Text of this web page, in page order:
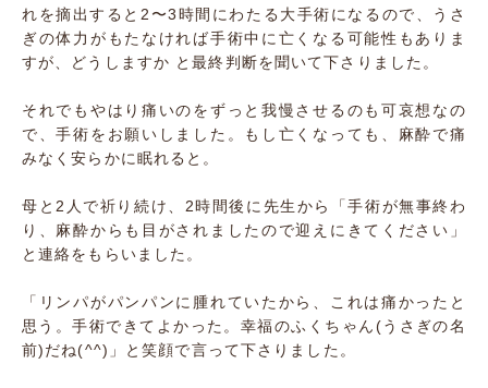
れを摘出すると2〜3時間にわたる大手術になるので、うさ
ぎの体力がもたなければ手術中に亡くなる可能性もありま
すが、どうしますか と最終判断を聞いて下さりました。
それでもやはり痛いのをずっと我慢させるのも可哀想なの
で、手術をお願いしました。もし亡くなっても、麻酔で痛
みなく安らかに眠れると。
母と2人で祈り続け、2時間後に先生から「手術が無事終わ
り、麻酔からも目がされましたので迎えにきてください」
と連絡をもらいました。
「リンパがパンパンに腫れていたから、これは痛かったと
思う。手術できてよかった。幸福のふくちゃん(うさぎの名
前)だね(^^)」と笑顔で言って下さりました。